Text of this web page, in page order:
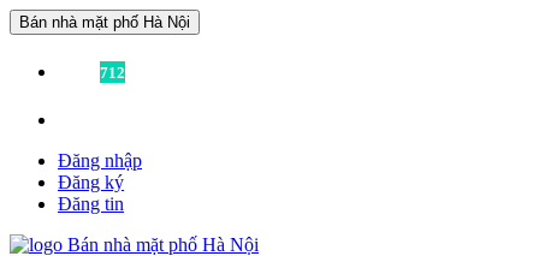
Bán nhà mặt phố Hà Nội
712
Đăng nhập
Đăng ký
Đăng tin